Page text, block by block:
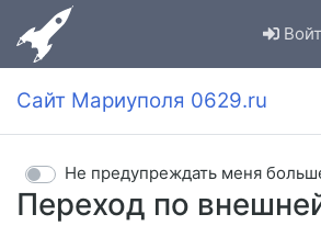
Сайт Мариуполя 0629.ru
Переход по
Не предупреждать меня